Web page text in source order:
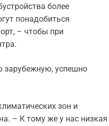
более
понадобиться
– чтобы при
зарубежную, успешно
зон и
– К тому же у нас низкая